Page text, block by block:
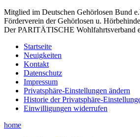
Mitglied im Deutschen Gehörlosen Bund
Förderverein der Gehörlosen u.
Der PARITÄTISCHE Wohlfahrtsverband
Startseite
Neuigkeiten
Kontakt
Datenschutz
Impressum
Privatsphäre-Einstellungen ändern
Historie der Privatsphäre-
Einwilligungen widerrufen
home